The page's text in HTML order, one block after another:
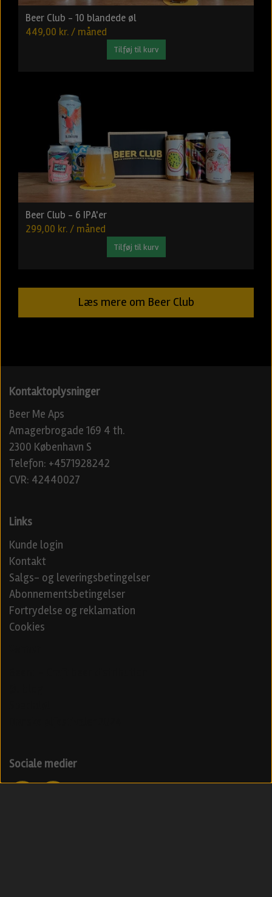
Beer Club - 10 blandede øl
449,00 kr. / måned
Tilføj til kurv
Beer Club - 6 IPA'er
299,00 kr. / måned
Tilføj til kurv
Læs mere om Beer Club
Kontaktoplysninger
Beer Me Aps
Amagerbrogade 169 4 th.
2300 København S
Telefon: +4571928242
CVR: 42440027
Links
Kunde login
Kontakt
Salgs- og leveringsbetingelser
Abonnementsbetingelser
Fortrydelse og reklamation
Cookies
Sociale medier